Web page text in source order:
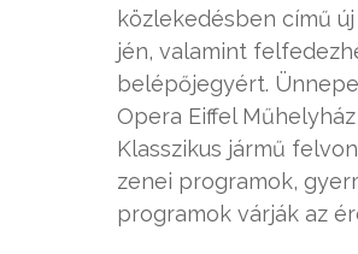
közlekedésben című
jén, valamint
belépőjegyért.
Opera Eiffel
Klasszikus jármű
zenei programok,
programok várják az